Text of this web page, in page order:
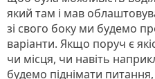
який там і мав
зі свого боку ми будемо
варіанти. Якщо поруч є
чи місця, чи навіть
будемо піднімати